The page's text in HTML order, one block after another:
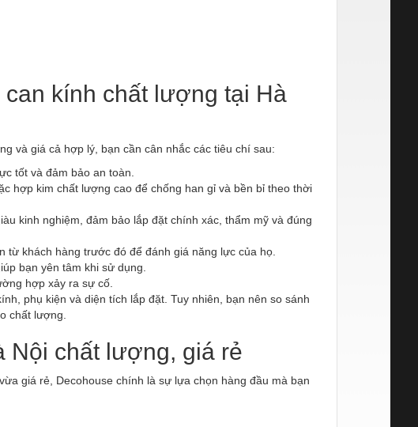
kính chất lượng tại Hà
và giá cả hợp lý, bạn cần cân nhắc các tiêu chí sau:
tốt và đảm bảo an toàn.
hợp kim chất lượng cao để chống han gỉ và bền bỉ theo thời
kinh nghiệm, đảm bảo lắp đặt chính xác, thẩm mỹ và đúng
từ khách hàng trước đó để đánh giá năng lực của họ.
bạn yên tâm khi sử dụng.
hợp xảy ra sự cố.
phụ kiện và diện tích lắp đặt. Tuy nhiên, bạn nên so sánh
chất lượng.
Nội chất lượng, giá rẻ
giá rẻ, Decohouse chính là sự lựa chọn hàng đầu mà bạn